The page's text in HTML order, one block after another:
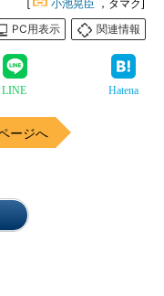
[ 小池晃臣 ，タマク]
PC用表示
関連情報
LINE Hatena
ージへ